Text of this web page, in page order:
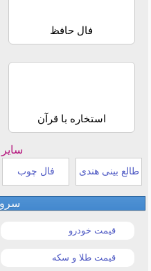
فال حافظ
استخاره با قرآن
طالع بینی هندی فال چوب
قیمت خودرو
قیمت طلا و سکه